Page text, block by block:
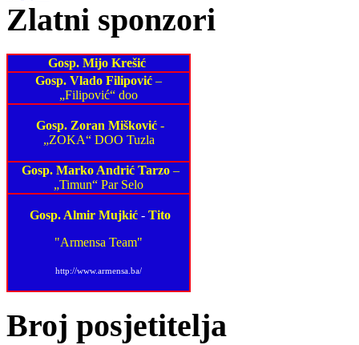
Zlatni sponzori
Gosp. Mijo Krešić
Gosp. Vlado Filipović –
„Filipović“ doo
Gosp. Zoran Mišković -
„ZOKA“ DOO Tuzla
Gosp. Marko Andrić Tarzo–
„Timun“ Par Selo
Gosp. Almir Mujkić - Tito
"Armensa Team"
http://www.armensa.ba/
Broj posjetitelja